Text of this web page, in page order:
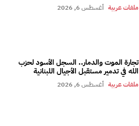
ملفات عربية أغسطس 6, 2026
تجارة الموت والدمار.. السجل الأسود لحزب
الله في تدمير مستقبل الأجيال اللبنانية
ملفات عربية أغسطس 6, 2026